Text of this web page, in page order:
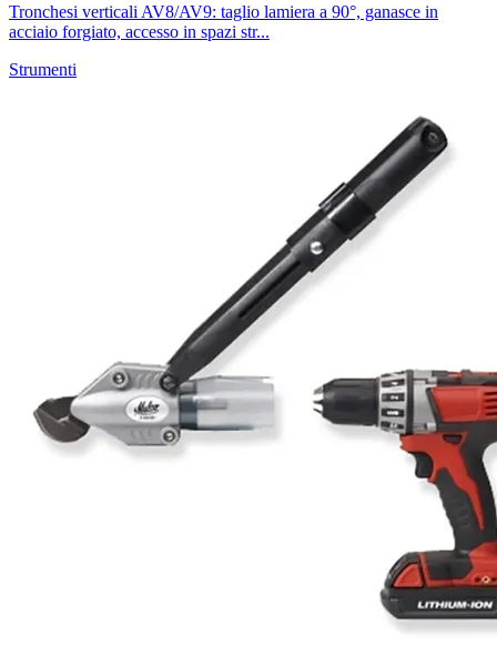
Tronchesi verticali AV8/AV9: taglio lamiera a 90°, ganasce in
acciaio forgiato, accesso in spazi str...
Strumenti